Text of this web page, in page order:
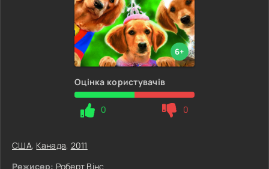
6+
Оцінка користувачів
0 0
США, Канада, 2011
Режисер: Роберт Вінс